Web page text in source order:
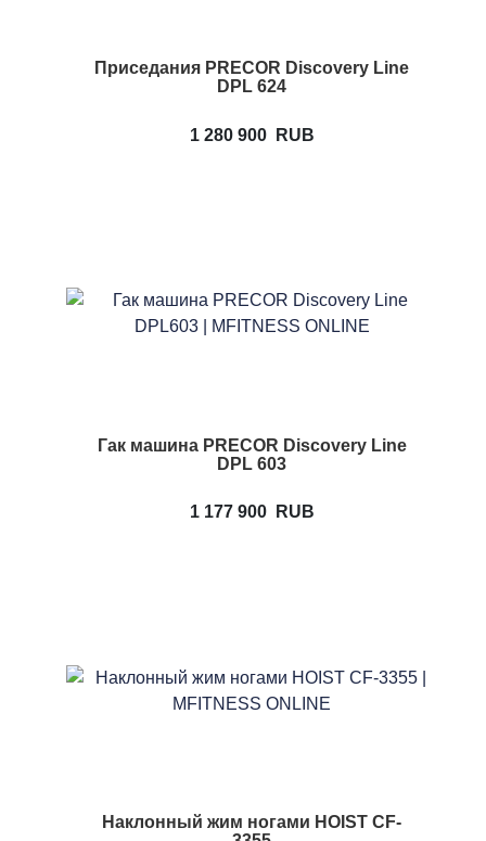
Приседания PRECOR Discovery Line
DPL 624
1 280 900 RUB
Гак машина PRECOR Discovery Line
DPL 603
1 177 900 RUB
Наклонный жим ногами HOIST CF-